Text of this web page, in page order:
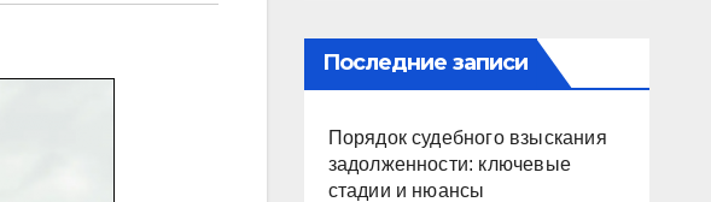
Последние записи
Порядок судебного взыскания
задолженности: ключевые
стадии и нюансы